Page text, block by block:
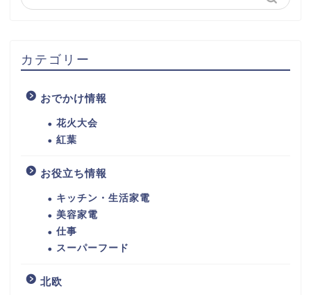
カテゴリー
おでかけ情報
花火大会
紅葉
お役立ち情報
キッチン・生活家電
美容家電
仕事
スーパーフード
北欧